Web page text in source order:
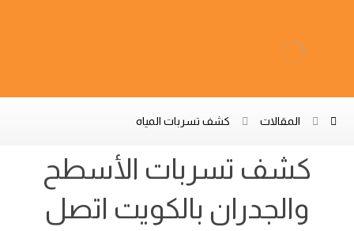
المقالات كشف تسربات المياه
كشف تسربات الأسطح
والجدران بالكويت اتصل